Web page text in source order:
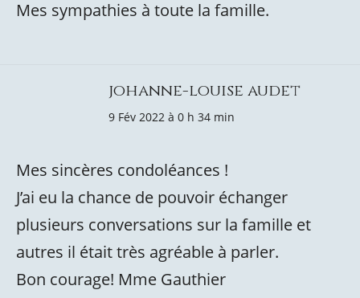
Mes sympathies à toute la famille.
johanne-louise audet
9 Fév 2022 à 0 h 34 min
Mes sincères condoléances !
J’ai eu la chance de pouvoir échanger
plusieurs conversations sur la famille et
autres il était très agréable à parler.
Bon courage! Mme Gauthier